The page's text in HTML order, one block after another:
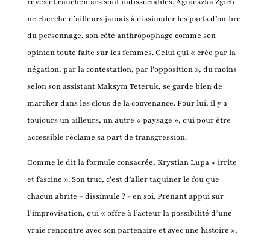
ne cherche d’ailleurs jamais à dissimuler les parts d’ombre
du personnage, son côté anthropophage comme son
opinion toute faite sur les femmes. Celui qui « crée par la
négation, par la contestation, par l’opposition », du moins
selon son assistant Maksym Teteruk, se garde bien de
marcher dans les clous de la convenance. Pour lui, il y a
toujours un ailleurs, un autre « paysage », qui pour être
accessible réclame sa part de transgression.
Comme le dit la formule consacrée, Krystian Lupa « irrite
et fascine ». Son truc, c’est d’aller taquiner le fou que
chacun abrite – dissimule ? - en soi. Prenant appui sur
l’improvisation, qui « offre à l’acteur la possibilité d’une
vraie rencontre avec son partenaire et avec une histoire »,